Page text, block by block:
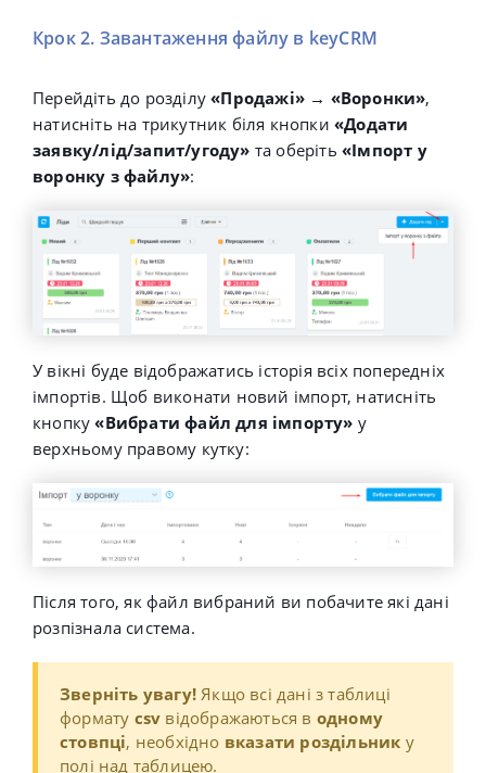
Крок 2. Завантаження файлу в keyCRM
Перейдіть до розділу«Продажі» → «Воронки»,
натисніть на трикутник біля кнопки «Додати
заявку/лід/запит/угоду» та оберіть«Імпорт у
воронку з файлу»:
У вікні буде відображатись історія всіх попередніх
імпортів. Щоб виконати новий імпорт, натисніть
кнопку«Вибрати файл для імпорту» у
верхньому правому кутку:
Після того, як файл вибраний ви побачите які дані
розпізнала система.
Зверніть увагу! Якщо всі дані з таблиці
формату csv відображаються в одному
стовпці, необхідно вказати роздільник у
полі над таблицею.